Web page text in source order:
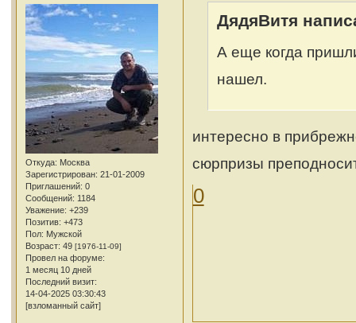
Откуда: Москва
Зарегистрирован: 21-01-2009
Приглашений: 0
Сообщений: 1184
Уважение: +239
Позитив: +473
Пол: Мужской
Возраст: 49 [1976-11-09]
Провел на форуме:
1 месяц 10 дней
Последний визит:
14-04-2025 03:30:43
[взломанный сайт]
ДядяВитя
А еще когда
нашел.
интересно в
сюрпризы
0